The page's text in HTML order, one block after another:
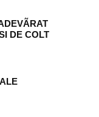
DE COLT